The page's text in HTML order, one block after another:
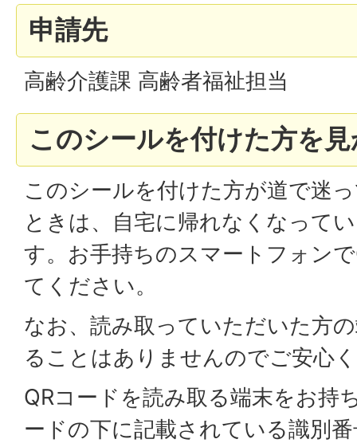
申請先
高齢介護課 高齢者福祉担当
このシールを付けた方を
このシールを付けた方が道で迷
ときは、自宅に帰れなくなって
す。お手持ちのスマートフォン
てください。
なお、読み取っていただいた方
ることはありませんのでご安心
QRコードを読み取る端末をお持
ードの下に記載されている識別